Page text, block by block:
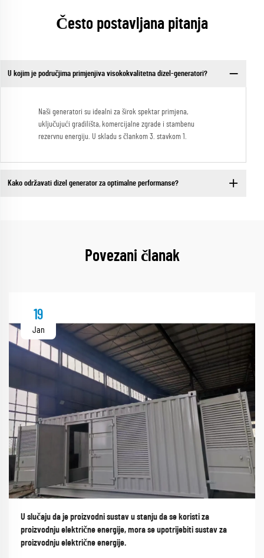
Često postavljana pitanja
U kojim je područjima primjenjiva visokokvalitetna dizel-generatori?
Naši generatori su idealni za širok spektar primjena,
uključujući gradilišta, komercijalne zgrade i stambenu
rezervnu energiju. U skladu s člankom 3. stavkom 1.
Kako održavati dizel generator za optimalne performanse?
Povezani članak
19
Jan
U slučaju da je proizvodni sustav u stanju da se koristi za
proizvodnju električne energije, mora se upotrijebiti sustav za
proizvodnju električne energije.